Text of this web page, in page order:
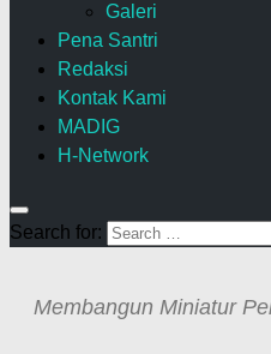
Galeri
Pena Santri
Redaksi
Kontak Kami
MADIG
H-Network
Search for:
Membangun Miniatur